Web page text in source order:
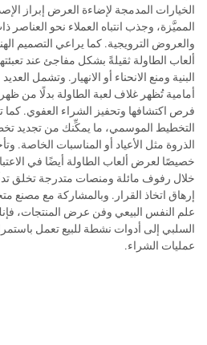
الخيارات المدمجة لإضاءة العرض إبراز
المميَّزة، وجذب انتباه العملاء نحو العناصر
والعروض الترويجية. كما يراعي التصميم
ألعاب الطاولة ثقيلةً بشكل مفاجئ عند
البنية ومنع الانحناء أو الانهيار. وتشمل
أمامية تُظهر غلاف لعبة الطاولة بدلًا من
فرص اكتشافها وتحفيز الشراء العفوي. كما
التخطيط الموسمي، ما يمكِّنك من تجديد
الذروة مثل الأعياد أو المناسبات الخاصة.
خصيصًا لعرض ألعاب الطاولة أيضًا في
خلال رفوف مائلة ومنصات متدرجة تخلق
إرهاق اتخاذ القرار. وبالمشاركة مع مصنع
علم النفس البيعي وفن عرض المنتجات،
السلبي إلى أدوات نشطة للبيع تعمل
عمليات الشراء.